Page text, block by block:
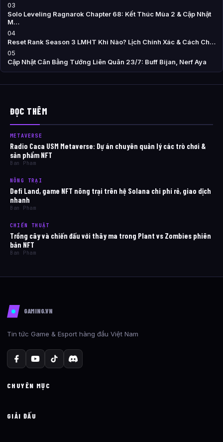
03
Solo Leveling Ragnarok Chapter 68: Kết Thúc Mùa 2 & Cập Nhật
M…
04
Reset Rank Season 3 LMHT Khi Nào? Lịch Chính Xác & Cách Ch…
05
Cập Nhật Cân Bằng Tướng Liên Quân 23/7: Buff Bijan, Nerf Aya
ĐỌC THÊM
METAVERSE
Radio Caca USM Metaverse: Dự án chuyên quản lý các trò chơi &
sản phẩm NFT
Ban Pham
NÔNG TRẠI
Defi Land, game NFT nông trại trên hệ Solana chi phí rẻ, giao dịch
nhanh
Ban Pham
CHIẾN THUẬT
Trồng cây và chiến đấu với thây ma trong Plant vs Zombies phiên
bản NFT
Ban Pham
GAMING.VN
Tin tức Game & Esport hàng đầu Việt Nam
CHUYÊN MỤC
GIẢI ĐẤU